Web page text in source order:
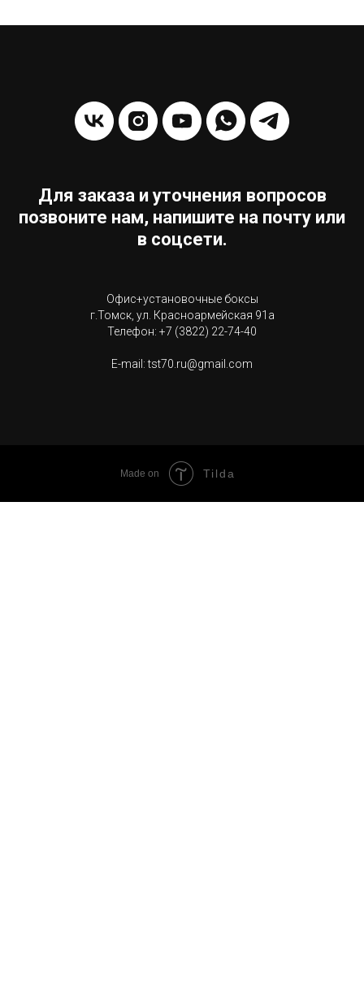
Для заказа и уточнения вопросов
позвоните нам, напишите на почту или
в соцсети.
Офис+установочные боксы
г.Томск, ул. Красноармейская 91а
Телефон: +7 (3822) 22-74-40
E-mail: tst70.ru@gmail.com
Made on Tilda